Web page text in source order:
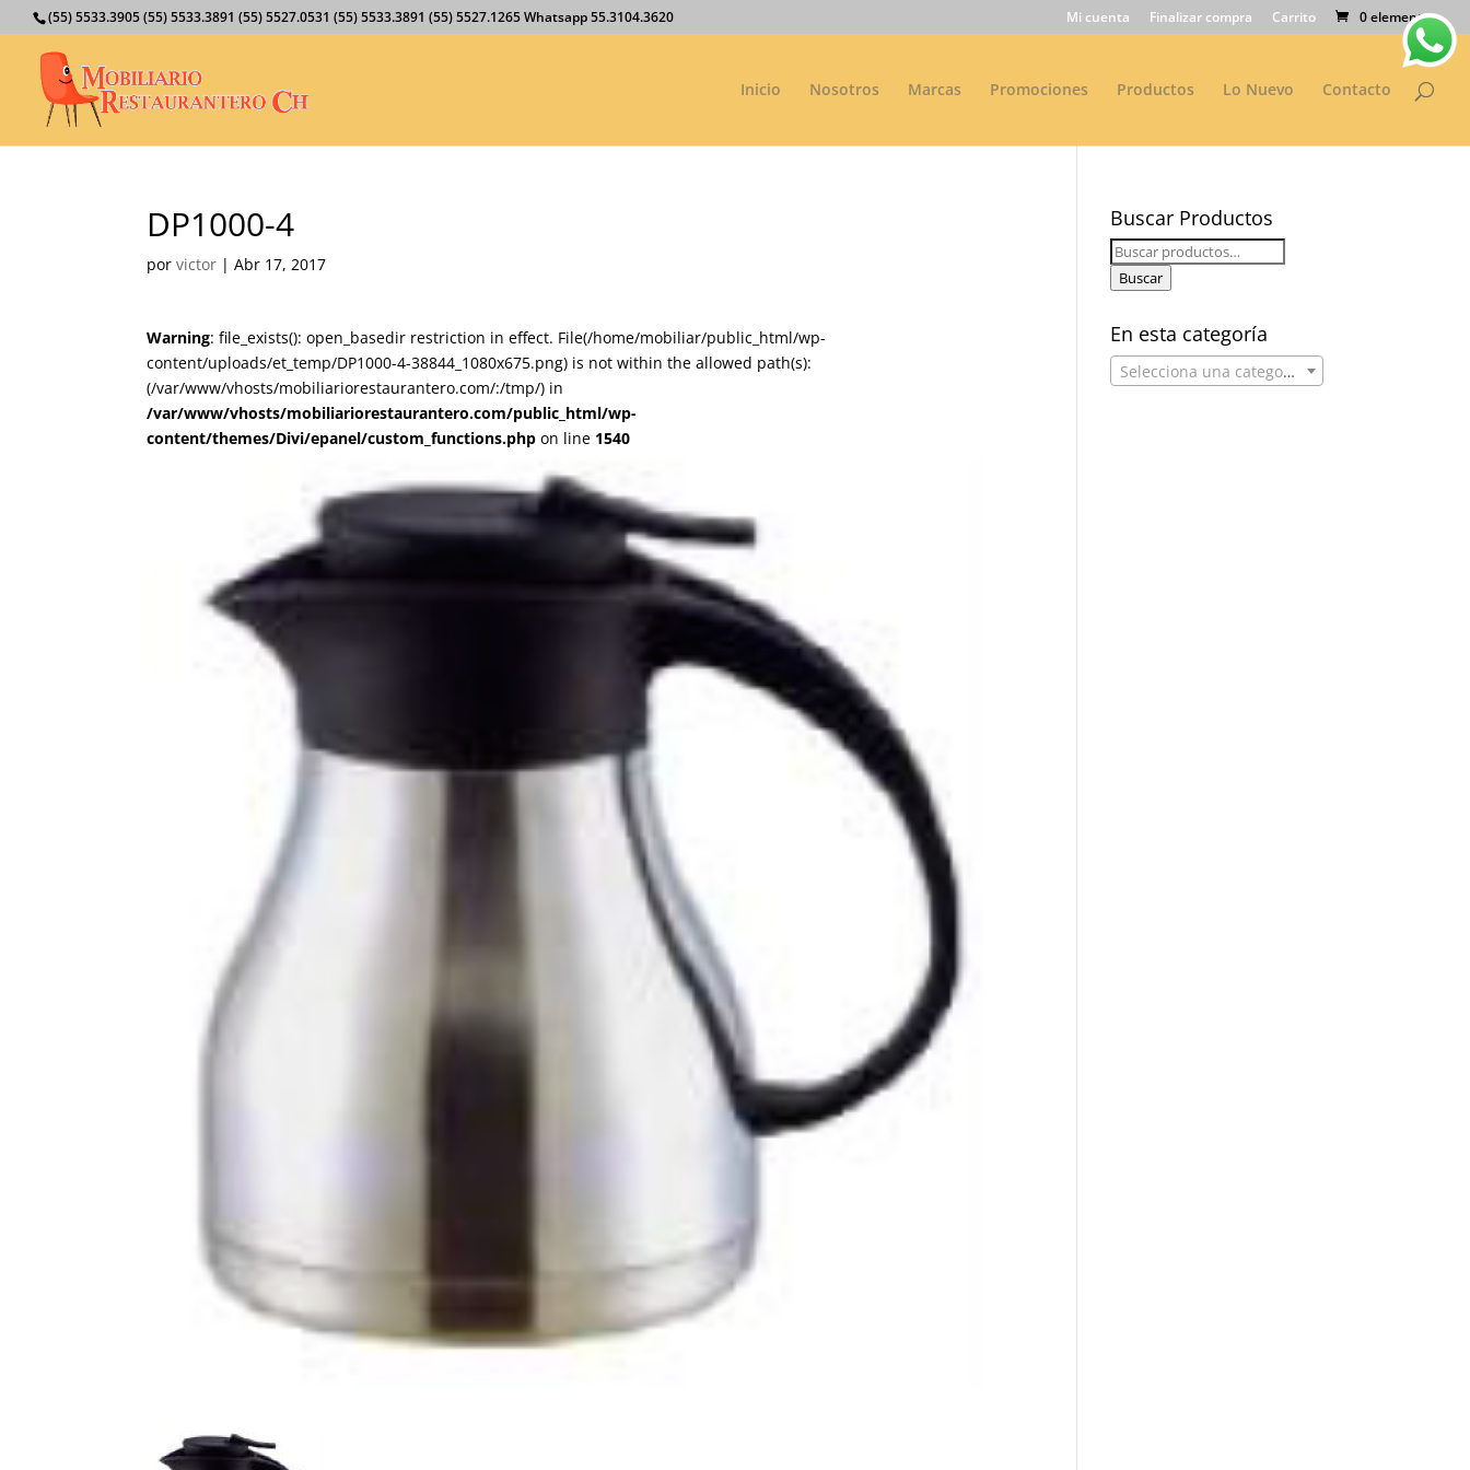
(55) 5533.3905 (55) 5533.3891 (55) 5527.0531 (55) 5533.3891 (55) 5527.1265 Whatsapp 55.3104.3620 Mi cuenta Finalizar compra Carrito 0 elementos
Inicio Nosotros Marcas Promociones Productos Lo Nuevo Contacto
DP1000-4
porvictor |Abr 17, 2017
Warning: file_exists(): open_basedir restriction in effect. File(/home/mobiliar/public_html/wp-
content/uploads/et_temp/DP1000-4-38844_1080x675.png) is not within the allowed path(s):
(/var/www/vhosts/mobiliariorestaurantero.com/:/tmp/) in
/var/www/vhosts/mobiliariorestaurantero.com/public_html/wp-
content/themes/Divi/epanel/custom_functions.php on line 1540
Buscar Productos
Buscar
por:
Buscar
En esta categoría
Selecciona una categoría